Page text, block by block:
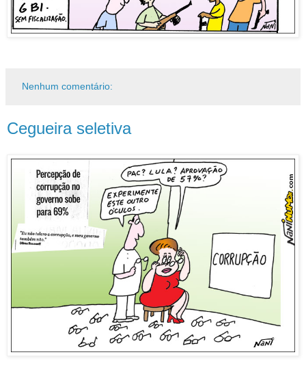
Nenhum comentário:
Cegueira seletiva